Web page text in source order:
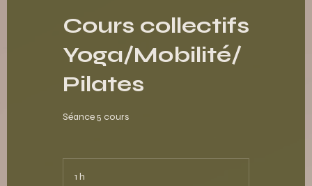
Cours collectifs
Yoga/Mobilité/
Pilates
Séance 5 cours
1 h